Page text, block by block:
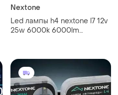
Nextone
Led лампы h4 nextone l7 12v
25w 6000k 6000lm